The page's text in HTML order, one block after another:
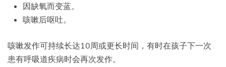
因缺氧而变蓝。
咳嗽后呕吐。
咳嗽发作可持续长达10周或更长时间，有时在孩子下一次
患有呼吸道疾病时会再次发作。